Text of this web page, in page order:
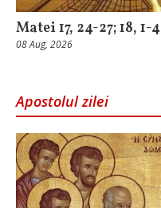
Matei 17, 24-27; 18, 1-4
08 Aug, 2026
Apostolul zilei